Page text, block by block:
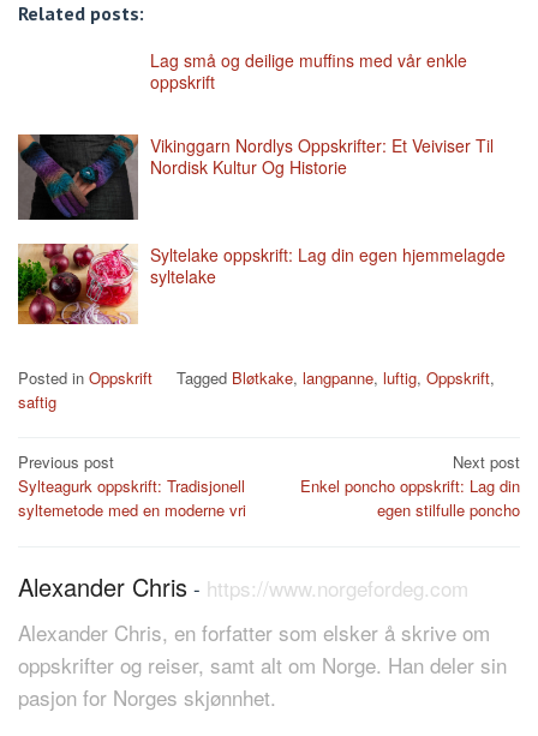
Related posts:
Lag små og deilige muffins med vår enkle
oppskrift
Vikinggarn Nordlys Oppskrifter: Et Veiviser Til
Nordisk Kultur Og Historie
Syltelake oppskrift: Lag din egen hjemmelagde
syltelake
Posted in Oppskrift Tagged Bløtkake, langpanne, luftig, Oppskrift,
saftig
Post
navigation
Previous post
Sylteagurk oppskrift: Tradisjonell
syltemetode med en moderne vri
Next post
Enkel poncho oppskrift: Lag din
egen stilfulle poncho
Alexander Chris - https://www.norgefordeg.com
Alexander Chris, en forfatter som elsker å skrive om
oppskrifter og reiser, samt alt om Norge. Han deler sin
pasjon for Norges skjønnhet.